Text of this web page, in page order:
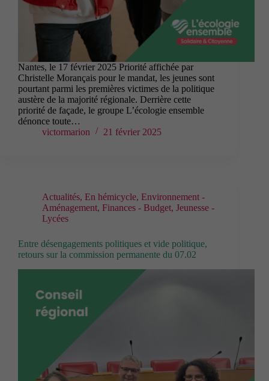
Nantes, le 17 février 2025 Priorité affichée par
Christelle Morançais pour le mandat, les jeunes sont
pourtant parmi les premières victimes de la politique
austère de la majorité régionale. Derrière cette
priorité de façade, le groupe L’écologie ensemble
dénonce toute…
victormarion
21 février 2025
Actualités, En hémicycle, Environnement -
Aménagement, Finances - Budget, Jeunesse -
Lycées
Entre désengagements politiques et vide politique,
retours sur la commission permanente du 07.02